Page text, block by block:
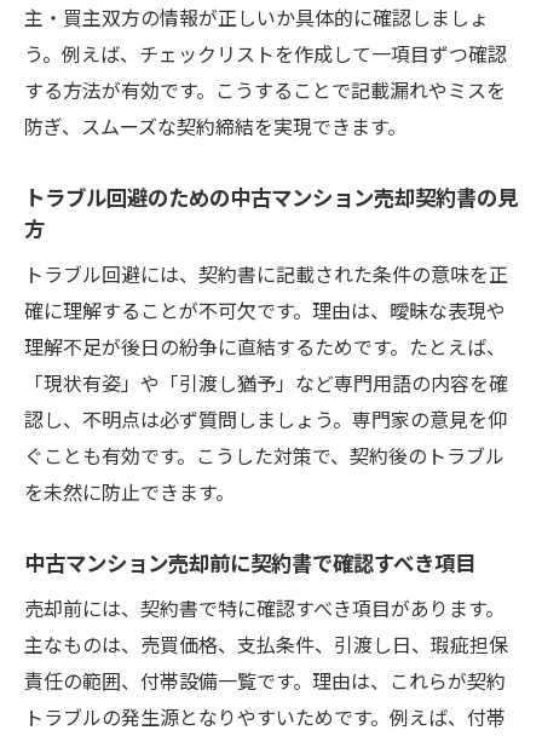
主・買主双方の情報が正しいか具体的に確認しましょ
う。例えば、チェックリストを作成して一項目ずつ確認
する方法が有効です。こうすることで記載漏れやミスを
防ぎ、スムーズな契約締結を実現できます。
トラブル回避のための中古マンション売却契約書の見
方
トラブル回避には、契約書に記載された条件の意味を正
確に理解することが不可欠です。理由は、曖昧な表現や
理解不足が後日の紛争に直結するためです。たとえば、
「現状有姿」や「引渡し猶予」など専門用語の内容を確
認し、不明点は必ず質問しましょう。専門家の意見を仰
ぐことも有効です。こうした対策で、契約後のトラブル
を未然に防止できます。
中古マンション売却前に契約書で確認すべき項目
売却前には、契約書で特に確認すべき項目があります。
主なものは、売買価格、支払条件、引渡し日、瑕疵担保
責任の範囲、付帯設備一覧です。理由は、これらが契約
トラブルの発生源となりやすいためです。例えば、付帯